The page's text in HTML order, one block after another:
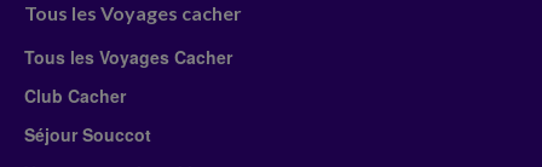
Tous les Voyages cacher
Tous les Voyages Cacher
Club Cacher
Séjour Souccot